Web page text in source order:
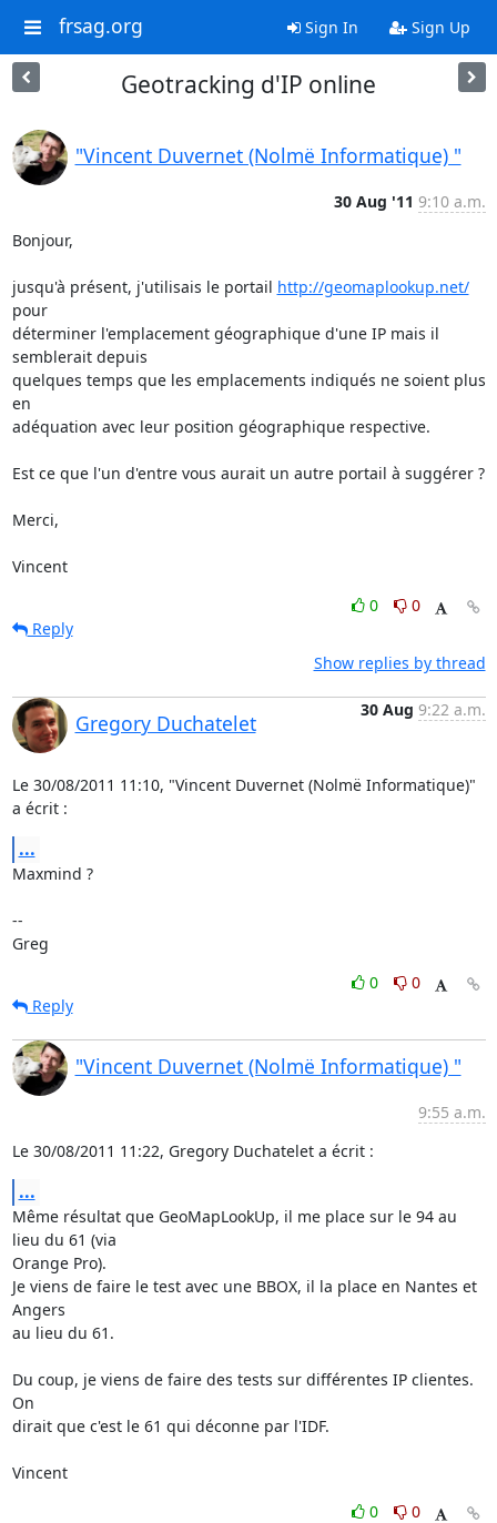
frsag.org Sign In Sign Up
Geotracking d'IP online
"Vincent Duvernet (Nolmë Informatique) "
30 Aug '11 9:10 a.m.
Bonjour,
jusqu'à présent, j'utilisais le portail http://geomaplookup.net/
pour
déterminer l'emplacement géographique d'une IP mais il
semblerait depuis
quelques temps que les emplacements indiqués ne soient plus
en
adéquation avec leur position géographique respective.
Est ce que l'un d'entre vous aurait un autre portail à suggérer ?
Merci,
Vincent
0
0
Reply
Show replies by thread
Gregory Duchatelet
30 Aug 9:22 a.m.
Le 30/08/2011 11:10, "Vincent Duvernet (Nolmë Informatique)"
a écrit :
...
Maxmind ?
--
Greg
0
0
Reply
"Vincent Duvernet (Nolmë Informatique) "
9:55 a.m.
Le 30/08/2011 11:22, Gregory Duchatelet a écrit :
...
Même résultat que GeoMapLookUp, il me place sur le 94 au
lieu du 61 (via
Orange Pro).
Je viens de faire le test avec une BBOX, il la place en Nantes et
Angers
au lieu du 61.
Du coup, je viens de faire des tests sur différentes IP clientes.
On
dirait que c'est le 61 qui déconne par l'IDF.
Vincent
0
0